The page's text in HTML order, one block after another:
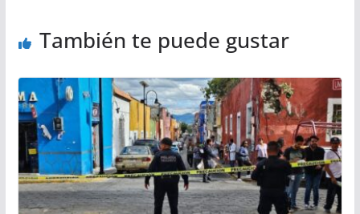
También te puede gustar